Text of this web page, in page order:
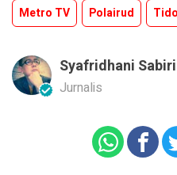
Metro TV Polairud
Syafridhani
Jurnalis